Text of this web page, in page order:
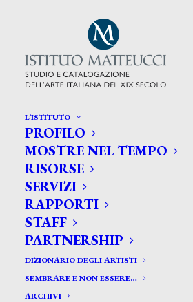
L’ISTITUTO
PROFILO
MOSTRE NEL TEMPO
RISORSE
SERVIZI
RAPPORTI
STAFF
PARTNERSHIP
DIZIONARIO DEGLI ARTISTI
SEMBRARE E NON ESSERE…
ARCHIVI
CERCA TRA GLI ARTISTI:
Search
for: